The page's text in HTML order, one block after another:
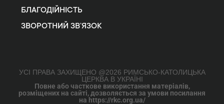
БЛАГОДІЙНІСТЬ
ЗВОРОТНИЙ ЗВ’ЯЗОК
УСІ ПРАВА ЗАХИЩЕНО @2026 РИМСЬКО-КАТОЛИЦЬКА
ЦЕРКВА В УКРАЇНІ
Повне або часткове використання матеріалів,
розміщених на сайті, дозволяється за умови посилання
на https://rkc.org.ua/